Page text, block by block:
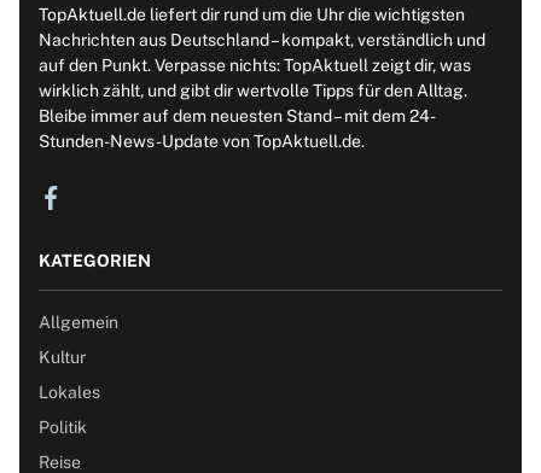
TopAktuell.de liefert dir rund um die Uhr die wichtigsten
Nachrichten aus Deutschland – kompakt, verständlich und
auf den Punkt. Verpasse nichts: TopAktuell zeigt dir, was
wirklich zählt, und gibt dir wertvolle Tipps für den Alltag.
Bleibe immer auf dem neuesten Stand – mit dem 24-
Stunden-News-Update von TopAktuell.de.
KATEGORIEN
Allgemein
Kultur
Lokales
Politik
Reise